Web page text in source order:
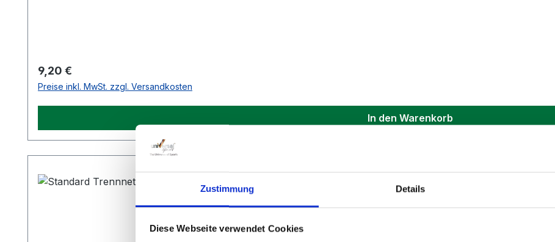
Zustimmung Details
Diese Webseite verwendet Cookies
Regulärer Preis:
9,20 €
Preise inkl. MwSt. zzgl. Versandkosten
In den Warenkorb